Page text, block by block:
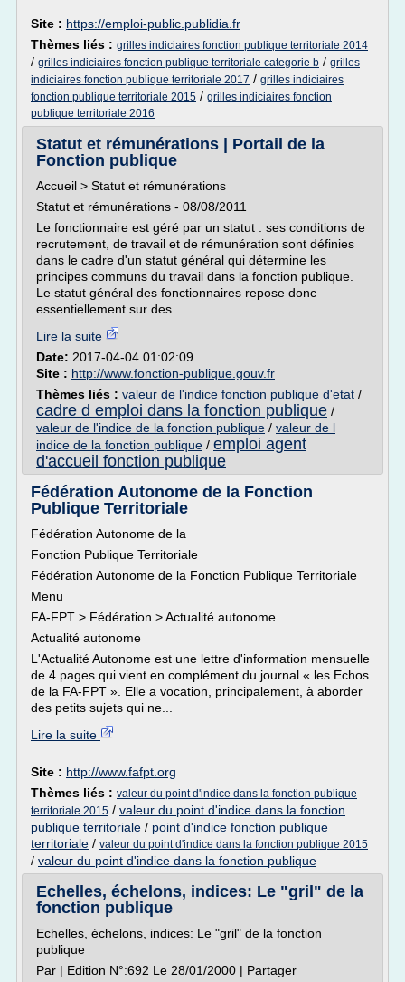
Site : https://emploi-public.publidia.fr
Thèmes liés : grilles indiciaires fonction publique territoriale 2014
/ grilles indiciaires fonction publique territoriale categorie b / grilles
indiciaires fonction publique territoriale 2017 / grilles indiciaires
fonction publique territoriale 2015 / grilles indiciaires fonction
publique territoriale 2016
Statut et rémunérations | Portail de la
Fonction publique
Accueil > Statut et rémunérations
Statut et rémunérations - 08/08/2011
Le fonctionnaire est géré par un statut : ses conditions de
recrutement, de travail et de rémunération sont définies
dans le cadre d'un statut général qui détermine les
principes communs du travail dans la fonction publique.
Le statut général des fonctionnaires repose donc
essentiellement sur des...
Lire la suite
Date: 2017-04-04 01:02:09
Site : http://www.fonction-publique.gouv.fr
Thèmes liés : valeur de l'indice fonction publique d'etat /
cadre d emploi dans la fonction publique /
valeur de l'indice de la fonction publique / valeur de l
indice de la fonction publique / emploi agent
d'accueil fonction publique
Fédération Autonome de la Fonction
Publique Territoriale
Fédération Autonome de la
Fonction Publique Territoriale
Fédération Autonome de la Fonction Publique Territoriale
Menu
FA-FPT > Fédération > Actualité autonome
Actualité autonome
L'Actualité Autonome est une lettre d'information mensuelle
de 4 pages qui vient en complément du journal « les Echos
de la FA-FPT ». Elle a vocation, principalement, à aborder
des petits sujets qui ne...
Lire la suite
Site : http://www.fafpt.org
Thèmes liés : valeur du point d'indice dans la fonction publique
territoriale 2015 / valeur du point d'indice dans la fonction
publique territoriale / point d'indice fonction publique
territoriale / valeur du point d'indice dans la fonction publique 2015
/ valeur du point d'indice dans la fonction publique
Echelles, échelons, indices: Le "gril" de la
fonction publique
Echelles, échelons, indices: Le "gril" de la fonction
publique
Par | Edition N°:692 Le 28/01/2000 | Partager